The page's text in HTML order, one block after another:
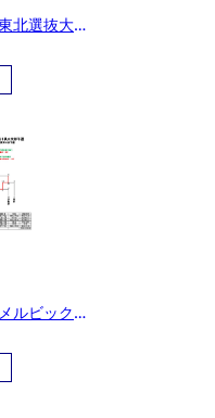
北選抜大
ルビック